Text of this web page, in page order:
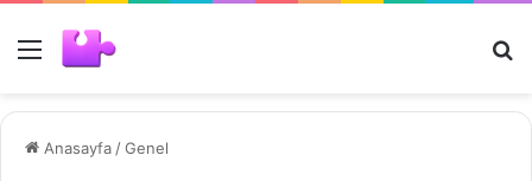
Menü
Anasayfa /Genel